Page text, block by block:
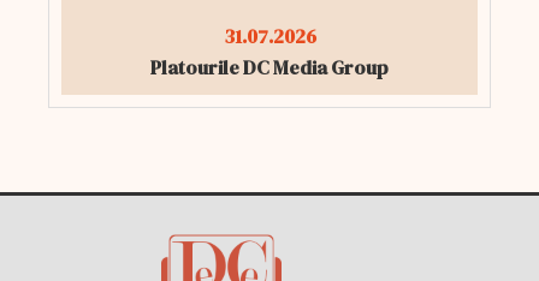
31.07.2026
Platourile DC Media Group